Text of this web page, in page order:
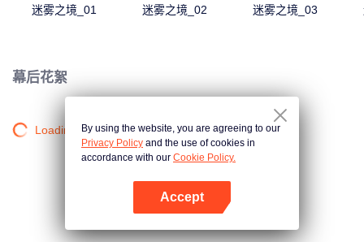
迷雾之境_01 迷雾之境_02 迷雾之境_03
幕后花絮
Loading…By using the website, you are agreeing to our
Privacy Policy and the use of cookies in
accordance with our Cookie Policy.
Accept